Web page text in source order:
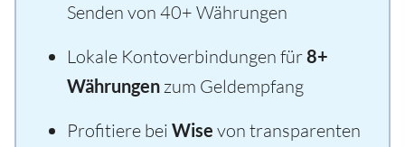
Senden von 40+ Währungen
Lokale Kontoverbindungen für8+
Währungenzum Geldempfang
Profitiere bei Wise von transparenten